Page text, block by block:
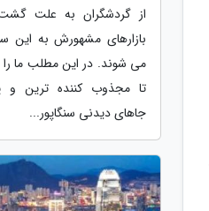
از گردشگران به علت
بازارهای مشهورش به این
می شوند. در این مطلب ما را
تا مجذوب کننده ترین و
جاهای دیدنی سنگاپور...